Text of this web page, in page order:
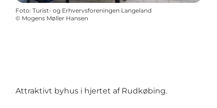
Foto: Turist- og Erhvervsforeningen Langeland
© Mogens Møller Hansen
Attraktivt byhus i hjertet af Rudkøbing.